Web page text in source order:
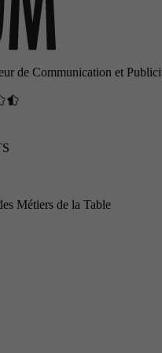
de Communication et
Métiers de la Table